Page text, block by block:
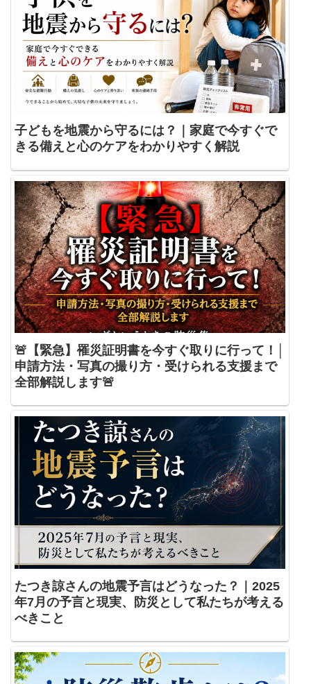
子どもを地震から守るには？｜家庭で今すぐで
きる備えと心のケアをわかりやすく解説
🚨【緊急】罹災証明書を今すぐ取りに行って！│
申請方法・写真の撮り方・受けられる支援まで
全部解説します🚨
たつき諒さんの地震予言はどうなった？｜2025
年7月の予言と現実、防災として私たちが考える
べきこと